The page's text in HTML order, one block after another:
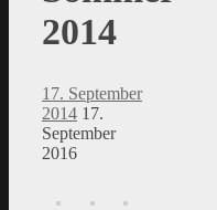
2014
17. September
2014 17.
September
2016